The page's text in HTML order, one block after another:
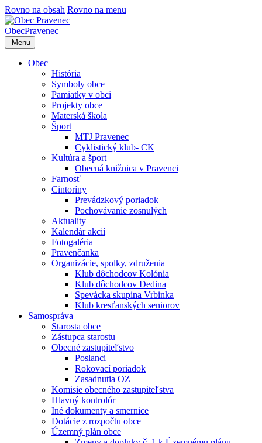
Rovno na obsah Rovno na menu
ObecPravenec
Menu
Obec
História
Symboly obce
Pamiatky v obci
Projekty obce
Materská škola
Šport
MTJ Pravenec
Cyklistický klub- CK
Kultúra a šport
Obecná knižnica v Pravenci
Farnosť
Cintoríny
Prevádzkový poriadok
Pochovávanie zosnulých
Aktuality
Kalendár akcií
Fotogaléria
Pravenčanka
Organizácie, spolky, združenia
Klub dôchodcov Kolónia
Klub dôchodcov Dedina
Spevácka skupina Vrbinka
Klub kresťanských seniorov
Samospráva
Starosta obce
Zástupca starostu
Obecné zastupiteľstvo
Poslanci
Rokovací poriadok
Zasadnutia OZ
Komisie obecného zastupiteľstva
Hlavný kontrolór
Iné dokumenty a smernice
Dotácie z rozpočtu obce
Územný plán obce